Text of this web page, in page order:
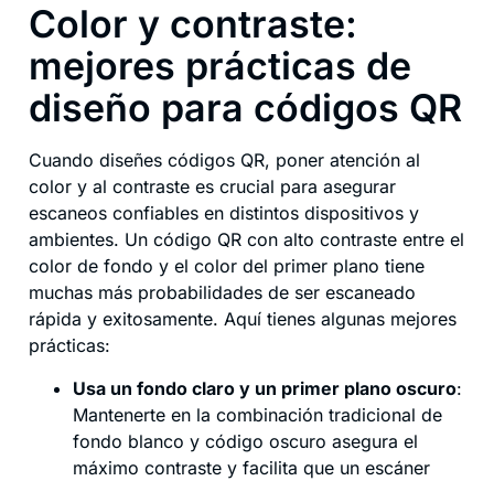
Color y contraste:
mejores prácticas de
diseño para códigos QR
Cuando diseñes códigos QR, poner atención al
color y al contraste es crucial para asegurar
escaneos confiables en distintos dispositivos y
ambientes. Un código QR con alto contraste entre el
color de fondo y el color del primer plano tiene
muchas más probabilidades de ser escaneado
rápida y exitosamente. Aquí tienes algunas mejores
prácticas:
Usa un fondo claro y un primer plano oscuro:
Mantenerte en la combinación tradicional de
fondo blanco y código oscuro asegura el
máximo contraste y facilita que un escáner